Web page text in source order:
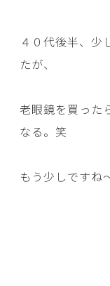
４０代後半、少
たが、
老眼鏡を買った
なる。笑
もう少しですね